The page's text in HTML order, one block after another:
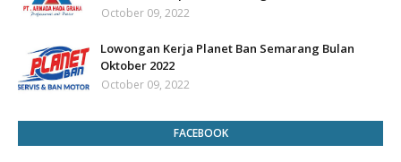
October 09, 2022
Lowongan Kerja Planet Ban Semarang Bulan
Oktober 2022
October 09, 2022
FACEBOOK